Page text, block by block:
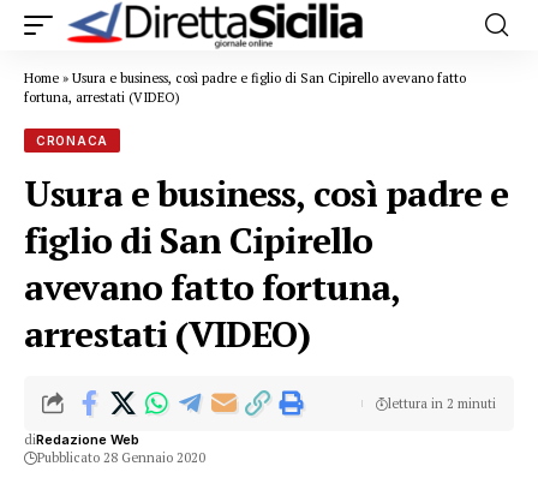
Home » Usura e business, così padre e figlio di San Cipirello avevano fatto
fortuna, arrestati (VIDEO)
CRONACA
Usura e business, così padre e
figlio di San Cipirello
avevano fatto fortuna,
arrestati (VIDEO)
diRedazione Web
Pubblicato 28 Gennaio 2020
lettura in 2 minuti